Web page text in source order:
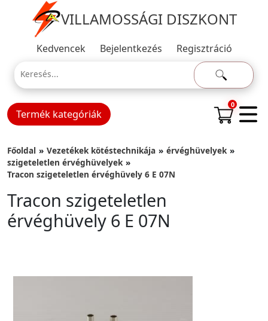
VILLAMOSSÁGI DISZKONT
Kedvencek Bejelentkezés Regisztráció
Termék kategóriák
0
Főoldal Vezetékek kötéstechnikája
érvéghüvelyek
szigeteletlen érvéghüvelyek
Tracon szigeteletlen érvéghüvely 6 E 07N
Tracon szigeteletlen
érvéghüvely 6 E 07N